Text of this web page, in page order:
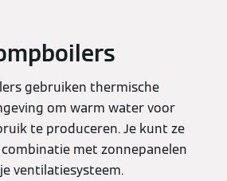
gebruiken thermische
om warm water voor
te produceren. Je kunt ze
met zonnepanelen
ventilatiesysteem.